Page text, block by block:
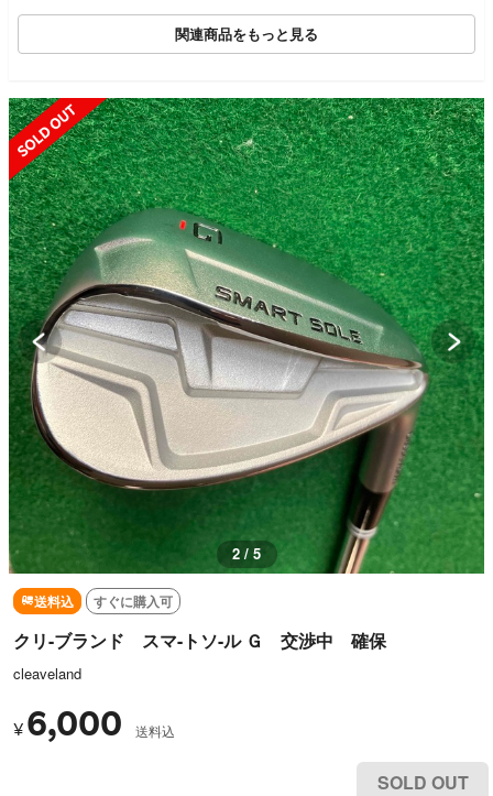
関連商品をもっと見る
SOLD OUT
3 / 5
送料込 すぐに購入可
クリ-ブランド スマ-トソ-ル Ｇ 交渉中 確保
cleaveland
¥ 6,000 送料込
SOLD OUT